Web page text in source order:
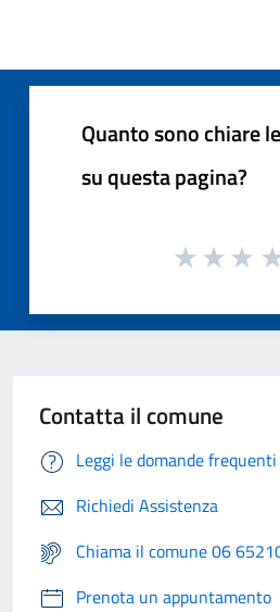
Quanto sono chiare
su questa pagina?
Contatta il comune
Leggi le domande frequenti
Richiedi Assistenza
Chiama il comune 06
Prenota un appuntamento